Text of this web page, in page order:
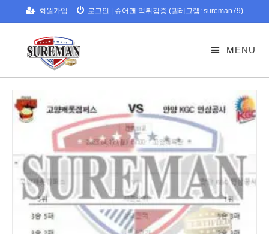
to
회원가입 로그인 슈어맨 먹튀검증 (텔레그램: sureman79)
MENU